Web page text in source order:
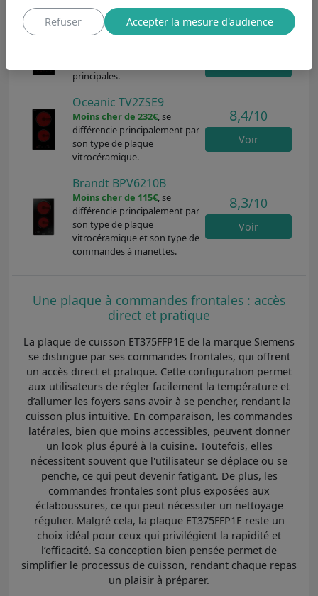
PROLINE IH 235 T
principales.
7,3/10
Oceanic TV2ZSE9
Moins cher de 232€, se
différencie principalement par
son type de plaque
vitrocéramique.
8,4/10
Voir
Brandt BPV6210B
Moins cher de 115€, se
différencie principalement par
son type de plaque
vitrocéramique et son type de
commandes à manettes.
8,3/10
Voir
Une plaque à commandes frontales : accès
direct et pratique
La plaque de cuisson ET375FFP1E de la marque Siemens
se distingue par ses commandes frontales, qui offrent
un accès direct et pratique. Cette configuration permet
aux utilisateurs de régler facilement la température et
d’allumer les foyers sans avoir à se pencher, rendant la
cuisson plus intuitive. En comparaison, les commandes
latérales, bien que moins accessibles, peuvent donner
un look plus épuré à la cuisine. Toutefois, elles
nécessitent souvent que l'utilisateur se déplace ou se
penche, ce qui peut devenir fatigant. De plus, les
commandes frontales sont plus exposées aux
éclaboussures, ce qui peut nécessiter un nettoyage
régulier. Malgré cela, la plaque ET375FFP1E reste un
choix idéal pour ceux qui privilégient la rapidité et
l’efficacité. Sa conception bien pensée permet de
simplifier le processus de cuisson, rendant chaque repas
un plaisir à préparer.
Refuser Accepter la mesure d'audience